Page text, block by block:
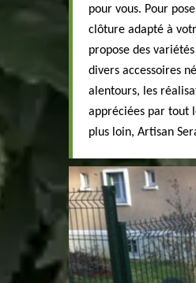
pour vous. Pour
clôture adapté à
propose des
divers accessoires
alentours, les
appréciées par tout
plus loin, Artisan